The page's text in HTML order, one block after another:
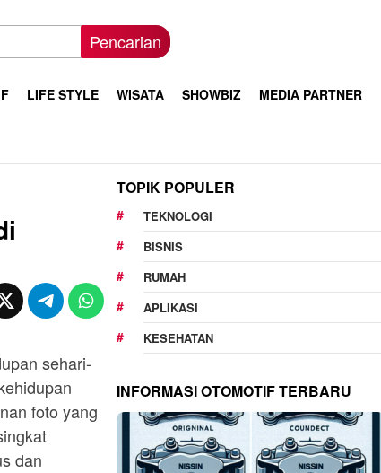
Pencarian
LIFE STYLE WISATA SHOWBIZ MEDIA PARTNER
sehari-
foto yang
dan
TOPIK POPULER
TEKNOLOGI
BISNIS
RUMAH
APLIKASI
KESEHATAN
INFORMASI OTOMOTIF TERBARU